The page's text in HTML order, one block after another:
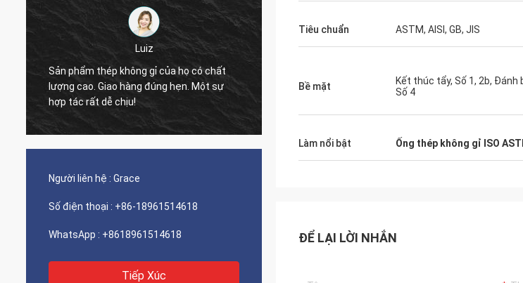
Luiz
Sản phẩm thép không gỉ của họ có chất
lượng cao. Giao hàng đúng hẹn. Một sự
hợp tác rất dễ chịu!
Chất lượng công ty của bạn thực sự tốt,
cho đến bây giờ tôi đã đáp ứng tỷ lệ lỗi
bằng không. Hy vọng rằng bạn sẽ giữ được
tăng
Người liên hệ : Grace
Số điện thoại : +86-18961514618
WhatsApp : +8618961514618
Tiếp Xúc
Tiêu chuẩn ASTM, AISI, GB, JIS
Bề mặt
Kết thúc tẩy, Số 1, 2b, Đánh
Số 4
Làm nổi bật Ống thép không gỉ ISO
ĐỂ LẠI LỜI NHẮN